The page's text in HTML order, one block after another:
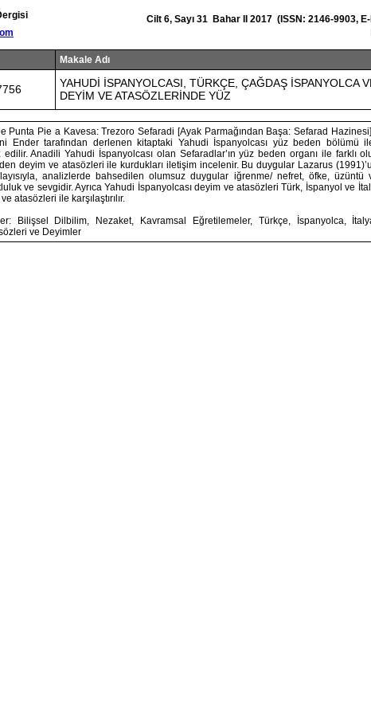
Cilt 6, Sayı 31 Bahar II 2017 (ISSN: 2146-9903,
Makale Adı
YAHUDİ İSPANYOLCASI, TÜRKÇE, ÇAĞDAŞ İSPANYOLCA
DEYİM VE ATASÖZLERİNDE YÜZ
Punta Pie a Kavesa: Trezoro Sefaradi [Ayak Parmağından Başa: Sefarad
Ender tarafından derlenen kitaptaki Yahudi İspanyolcası yüz beden bölümü
Anadili Yahudi İspanyolcası olan Sefaradlar’ın yüz beden organı ile farklı
deyim ve atasözleri ile kurdukları iletişim incelenir. Bu duygular Lazarus
analizlerde bahsedilen olumsuz duygular iğrenme/ nefret, öfke,
ve sevgidir. Ayrıca Yahudi İspanyolcası deyim ve atasözleri Türk, İspanyol ve
atasözleri ile karşılaştırılır.
Bilişsel Dilbilim, Nezaket, Kavramsal Eğretilemeler, Türkçe, İspanyolca,
ve Deyimler